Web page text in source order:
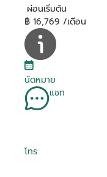
ผ่อนเริ่มต้น
฿ 16,769 /เดือน
นัดหมาย
แชท
โทร